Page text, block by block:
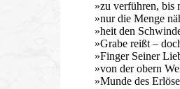
»zu verführen, bis
»nur die Menge
»heit den
»Grabe reißt –
»Finger Seiner
»von der obern
»Munde des